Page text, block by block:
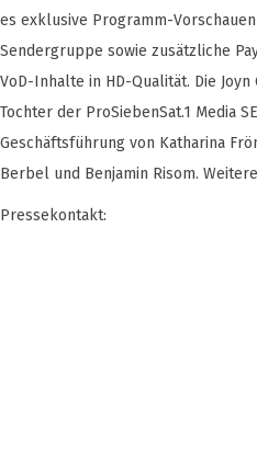
es exklusive Programm-
Sendergruppe sowie zusätzliche
VoD-Inhalte in HD-Qualität. Die
Tochter der ProSiebenSat.1 Media
Geschäftsführung von Katharina
Berbel und Benjamin Risom.
Pressekontakt: